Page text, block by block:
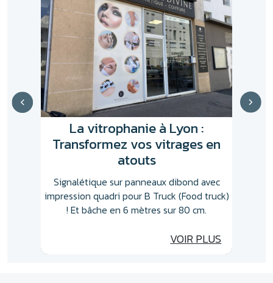
La vitrophanie à Lyon :
Transformez vos vitrages en
atouts
Signalétique sur panneaux dibond avec
impression quadri pour B Truck (Food truck)
! Et bâche en 6 mètres sur 80 cm.
VOIR PLUS